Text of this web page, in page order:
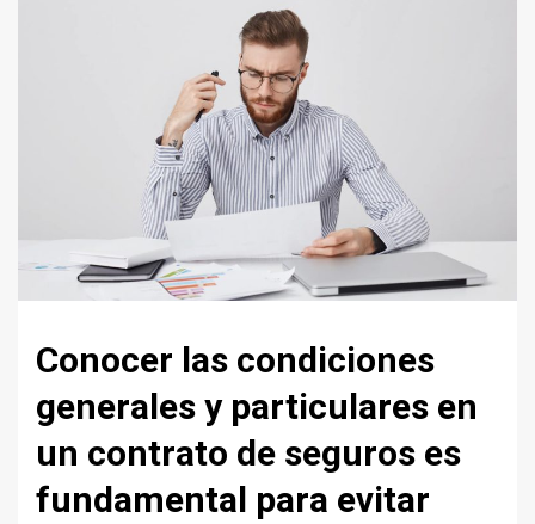
Conocer las condiciones
generales y particulares en
un contrato de seguros es
fundamental para evitar